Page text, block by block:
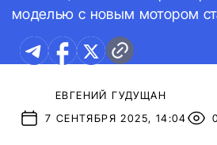
моделью с новым мотором
ЕВГЕНИЙ ГУДУЩАН
7 СЕНТЯБРЯ 2025, 14:04
0